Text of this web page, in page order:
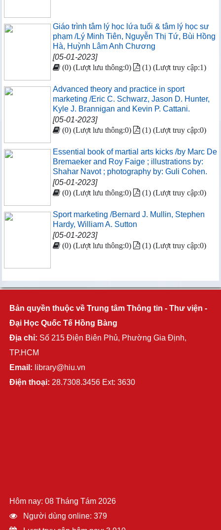
Giáo trình tâm lý học lứa tuổi & tâm lý học sư
phạm /Lý Minh Tiên, Nguyễn Thị Tứ, Bùi Hồng
Hà, Huỳnh Lâm Anh Chương
[05-01-2023]
(0) (Lượt lưu thông:0) (1) (Lượt truy cập:1)
Advanced theory and practice in sport
marketing /Eric C. Schwarz, Jason D. Hunter,
Kyle J. Brannigan and Kevin P. Cattani.
[05-01-2023]
(0) (Lượt lưu thông:0) (1) (Lượt truy cập:0)
Essential book of martial arts kicks /by Marc De
Bremaeker and Roy Faige ; illustrations by:
Shahar Navot ; photography by: Guli Cohen.
[05-01-2023]
(0) (Lượt lưu thông:0) (1) (Lượt truy cập:0)
Sport marketing /Bernard J. Mullin, Stephen
Hardy, William A. Sutton
[05-01-2023]
(0) (Lượt lưu thông:0) (1) (Lượt truy cập:0)
Bản quyền thuộc về Trung tâm Thông tin - Thư viện -
Đại Học Quốc Tế Hồng Bàng
Địa chỉ: Số 215 Điện Biên Phủ, Phường Gia Định,
TP.HCM
Email: library@hiu.vn
Điện thoại: 28.7308.3456 Ext: 3630
Hôm nay: 08 Tháng Tám 2026
Người dùng online: 379